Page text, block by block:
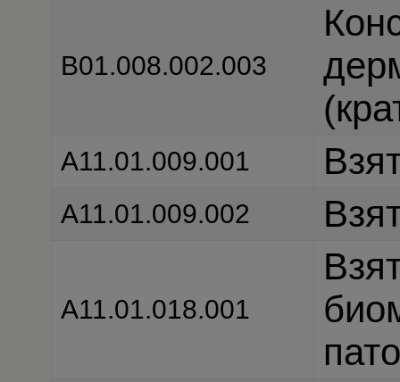
В01.008.002.003
А11.01.009.001
А11.01.009.002
А11.01.018.001